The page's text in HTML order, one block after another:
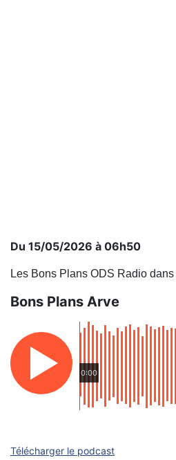
Du 15/05/2026 à 06h50
Les Bons Plans ODS Radio
Bons Plans Arve
0:00
Télécharger le podcast